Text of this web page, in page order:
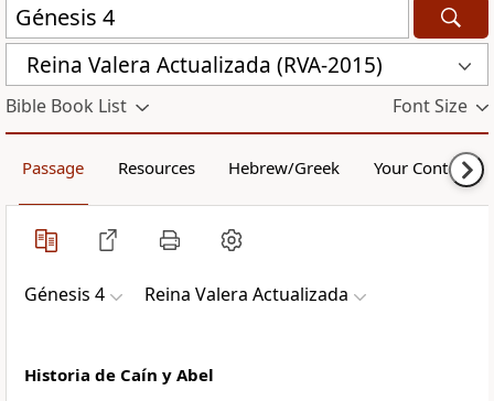
Reina Valera Actualizada (RVA-2015)
Bible Book List Font Size
Passage Resources Hebrew/Greek Your Content
Génesis 4 Reina Valera Actualizada
Historia de Caín y Abel